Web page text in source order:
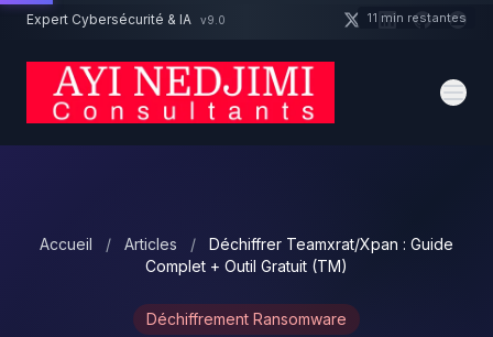
Aller au contenu principal
Expert Cybersécurité & IA v9.0
Accueil / Articles /
Déchiffrer Teamxrat/Xpan : Guide
Complet + Outil Gratuit (TM)
Déchiffrement Ransomware
Un projet cybersécurité ? 11 min restantes